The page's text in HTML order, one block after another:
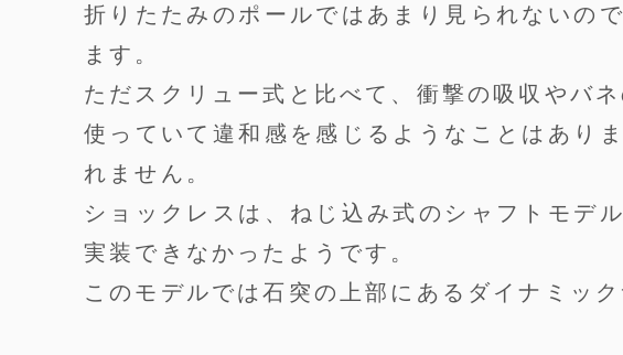
折りたたみのポールではあまり見られないの
ます。
ただスクリュー式と比べて、衝撃の吸収やバ
使っていて違和感を感じるようなことはあり
れません。
ショックレスは、ねじ込み式のシャフトモデ
実装できなかったようです。
このモデルでは石突の上部にあるダイナミッ